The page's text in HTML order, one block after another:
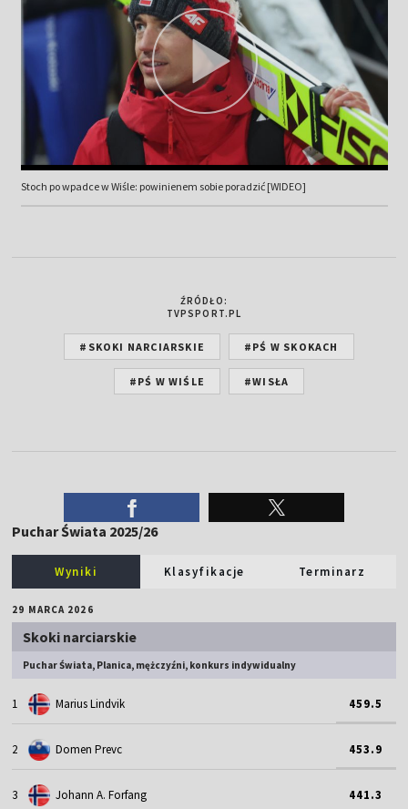
Stoch po wpadce w Wiśle: powinienem sobie poradzić [WIDEO]
ŹRÓDŁO:
TVPSPORT.PL
#SKOKI NARCIARSKIE #PŚ W SKOKACH
#PŚ W WIŚLE #WISŁA
Puchar Świata 2025/26
Wyniki Klasyfikacje Terminarz
29 MARCA 2026
Skoki narciarskie
Puchar Świata, Planica, mężczyźni, konkurs indywidualny
1 Marius Lindvik 459.5
2 Domen Prevc 453.9
3 Johann A. Forfang 441.3